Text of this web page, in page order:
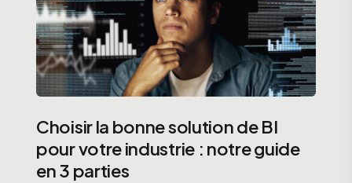
Choisir la bonne solution de BI
pour votre industrie : notre guide
en 3 parties